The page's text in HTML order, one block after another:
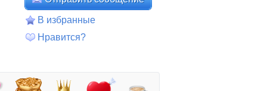
В избранные
Нравится?